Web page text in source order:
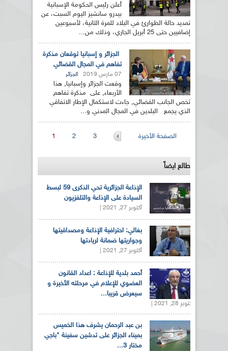
أعلن رئيس الحكومة الإسبانية
بيدرو سانشيز اليوم السبت، عن
تمديد حالة الطوارئ في البلاد للمرة الثانية، لأسبوعين
إضافيين حتى 25 أبريل الجاري، وذلك من...
الجزائر و إسبانيا توقعان مذكرة
تفاهم في المجال القضائي
07 مارس 2019 الجزائر
وقعت الجزائر وإسبانيا, هذا
الأربعاء, على مذكرة تفاهم
تخص الجانب القضائي, جاءت لاستكمال الإطار الاتفاقي
الذي يجمع البلدين في المجال المدني و...
الصفحات 1 2 3 الصفحة الأخيرة
طالع ايضاً
الإذاعة الجزائرية تحي الذكرى 59 لبسط
السيادة على الإذاعة والتلفزيون
أكتوبر 27, 2021 |
بغالي: احترافية الإذاعة ومصداقيتها
وجواريتها ضمانة لريادتها
أكتوبر 27, 2021 |
أحمد بلدية للإذاعة : اعداد القانون
العضوي للإعلام في مرحلته الأخيرة و
سيعرض قريبا...
أكتوبر 28, 2021 |
بن عبد الرحمان يشرف هذا الخميس
بميناء الجزائر على تدشين سفينة "باجي
مختار 3...